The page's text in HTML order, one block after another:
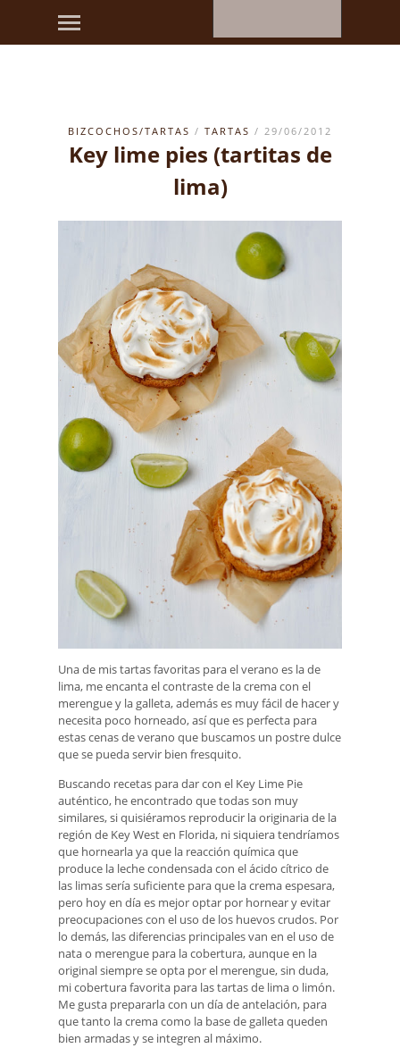
BIZCOCHOS/TARTAS / TARTAS / 29/06/2012
Key lime pies (tartitas de
lima)
Una de mis tartas favoritas para el verano es la de
lima, me encanta el contraste de la crema con el
merengue y la galleta, además es muy fácil de hacer y
necesita poco horneado, así que es perfecta para
estas cenas de verano que buscamos un postre dulce
que se pueda servir bien fresquito.
Buscando recetas para dar con el Key Lime Pie
auténtico, he encontrado que todas son muy
similares, si quisiéramos reproducir la originaria de la
región de Key West en Florida, ni siquiera tendríamos
que hornearla ya que la reacción química que
produce la leche condensada con el ácido cítrico de
las limas sería suficiente para que la crema espesara,
pero hoy en día es mejor optar por hornear y evitar
preocupaciones con el uso de los huevos crudos. Por
lo demás, las diferencias principales van en el uso de
nata o merengue para la cobertura, aunque en la
original siempre se opta por el merengue, sin duda,
mi cobertura favorita para las tartas de lima o limón.
Me gusta prepararla con un día de antelación, para
que tanto la crema como la base de galleta queden
bien armadas y se integren al máximo.